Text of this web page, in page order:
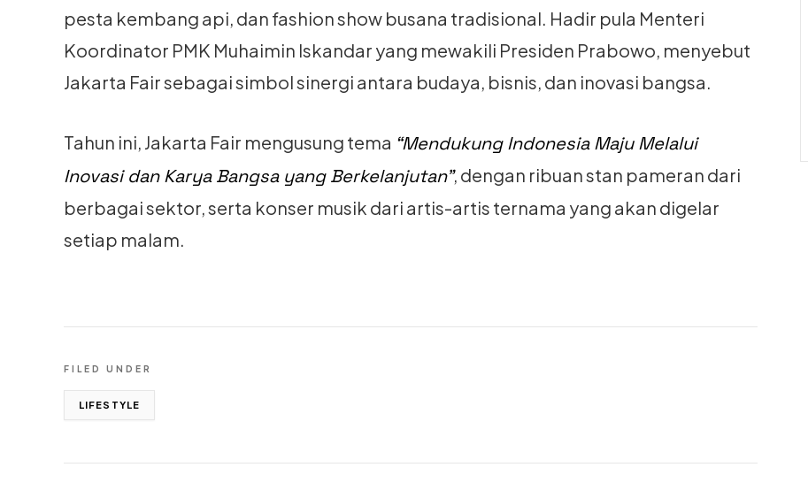
pesta kembang api, dan fashion show busana tradisional. Hadir pula Menteri
Koordinator PMK Muhaimin Iskandar yang mewakili Presiden Prabowo, menyebut
Jakarta Fair sebagai simbol sinergi antara budaya, bisnis, dan inovasi bangsa.
Tahun ini, Jakarta Fair mengusung tema “Mendukung Indonesia Maju Melalui
Inovasi dan Karya Bangsa yang Berkelanjutan”, dengan ribuan stan pameran dari
berbagai sektor, serta konser musik dari artis-artis ternama yang akan digelar
setiap malam.
FILED UNDER
LIFESTYLE